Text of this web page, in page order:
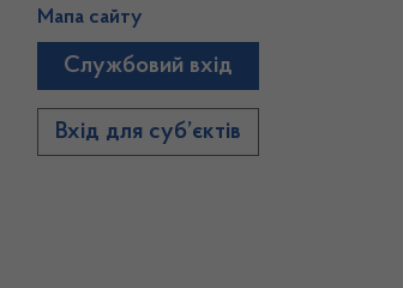
Мапа сайту
Службовий вхід
Вхід для суб’єктів